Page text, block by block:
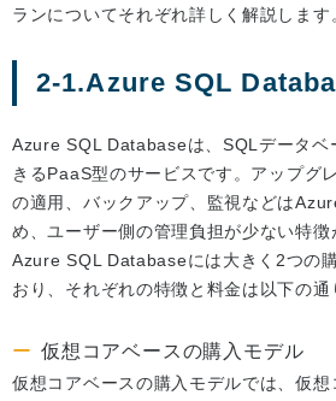
ランについてそれぞれ詳しく解説します
2-1.Azure SQL
Azure SQL Databaseは、SQLデータベ
きるPaaS型のサービスです。アップグ
の適用、バックアップ、監視などは
め、ユーザー側の管理負担が少ない特徴
Azure SQL Databaseには大きく2つの
おり、それぞれの特徴と料金は以下の通
仮想コアベースの購入モデル
仮想コアベースの購入モデルでは、仮